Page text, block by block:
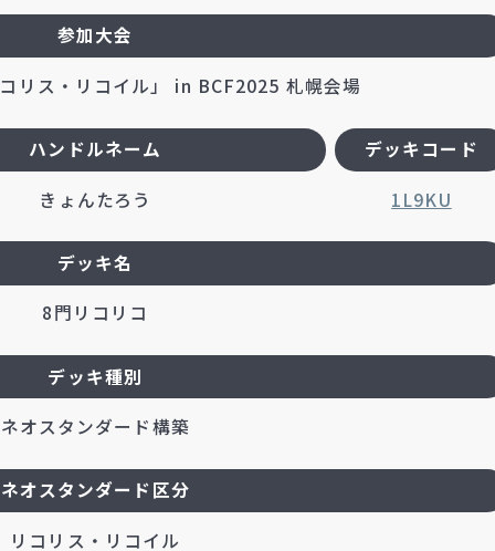
参加大会
リス・リコイル」 in BCF2025 札幌会場
ハンドルネーム
きょんたろう
デッキコード
1L9KU
デッキ名
8門リコリコ
デッキ種別
ネオスタンダード構築
ネオスタンダード区分
リコリス・リコイル